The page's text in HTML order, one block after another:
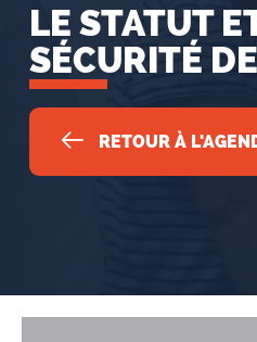
LE STATUT
SÉCURITÉ
RETOUR À